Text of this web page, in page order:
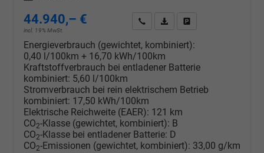
44.940,– €
incl. 19% MwSt.
Wir rufen Sie anPDF-Datei, Fahrzeugexposé
Energieverbrauch (gewichtet, kombiniert):
0,40 l/100km + 16,70 kWh/100km
Kraftstoffverbrauch bei entladener Batterie
kombiniert: 5,60 l/100km
Stromverbrauch bei rein elektrischem Betrieb
kombiniert: 17,50 kWh/100km
Elektrische Reichweite (EAER): 121 km
CO2-Klasse (gewichtet, kombiniert): B
CO2-Klasse bei entladener Batterie: D
CO2-Emissionen (gewichtet, kombiniert): 33,00 g/km